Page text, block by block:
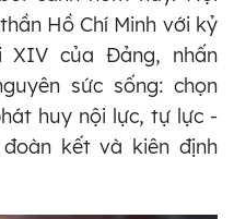
Hồ Chí Minh với kỷ
XIV của Đảng, nhấn
sức sống: chọn
huy nội lực, tự lực -
kết và kiên định